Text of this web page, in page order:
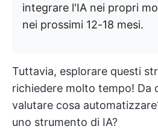
integrare l'IA nei propri
nei prossimi 12-18 mesi.
Tuttavia, esplorare questi
richiedere molto tempo! Da
valutare cosa
uno strumento di IA?